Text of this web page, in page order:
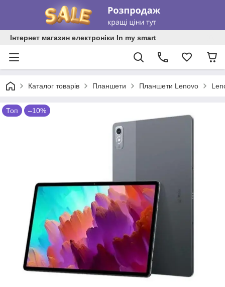
Інтернет магазин електроніки In my smart
Каталог товарів Планшети Планшети Lenovo
Топ –10%